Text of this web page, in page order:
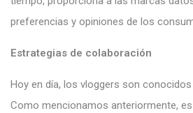
preferencias y opiniones de los
Estrategias de colaboración
Hoy en día, los vloggers son
Como mencionamos anteriormente,